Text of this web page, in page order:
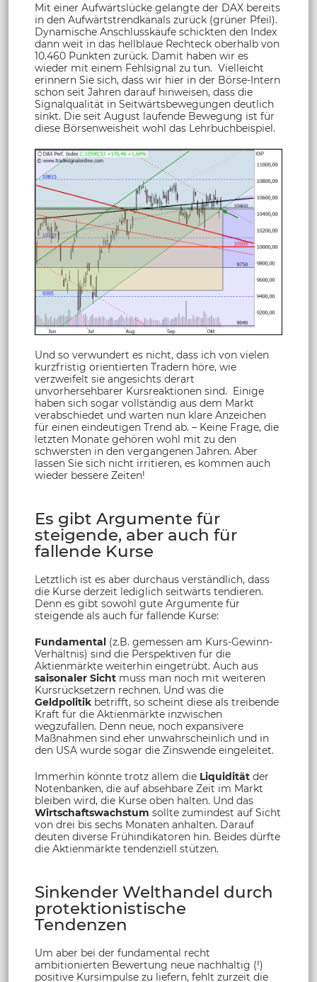
Mit einer Aufwärtslücke gelangte der DAX bereits
in den Aufwärtstrendkanals zurück (grüner Pfeil).
Dynamische Anschlusskäufe schickten den Index
dann weit in das hellblaue Rechteck oberhalb von
10.460 Punkten zurück. Damit haben wir es
wieder mit einem Fehlsignal zu tun. Vielleicht
erinnern Sie sich, dass wir hier in der Börse-Intern
schon seit Jahren darauf hinweisen, dass die
Signalqualität in Seitwärtsbewegungen deutlich
sinkt. Die seit August laufende Bewegung ist für
diese Börsenweisheit wohl das Lehrbuchbeispiel.
Und so verwundert es nicht, dass ich von vielen
kurzfristig orientierten Tradern höre, wie
verzweifelt sie angesichts derart
unvorhersehbarer Kursreaktionen sind. Einige
haben sich sogar vollständig aus dem Markt
verabschiedet und warten nun klare Anzeichen
für einen eindeutigen Trend ab. – Keine Frage, die
letzten Monate gehören wohl mit zu den
schwersten in den vergangenen Jahren. Aber
lassen Sie sich nicht irritieren, es kommen auch
wieder bessere Zeiten!
Es gibt Argumente für
steigende, aber auch für
fallende Kurse
Letztlich ist es aber durchaus verständlich, dass
die Kurse derzeit lediglich seitwärts tendieren.
Denn es gibt sowohl gute Argumente für
steigende als auch für fallende Kurse:
Fundamental (z.B. gemessen am Kurs-Gewinn-
Verhältnis) sind die Perspektiven für die
Aktienmärkte weiterhin eingetrübt. Auch aus
saisonaler Sicht muss man noch mit weiteren
Kursrücksetzern rechnen. Und was die
Geldpolitik betrifft, so scheint diese als treibende
Kraft für die Aktienmärkte inzwischen
wegzufallen. Denn neue, noch expansivere
Maßnahmen sind eher unwahrscheinlich und in
den USA wurde sogar die Zinswende eingeleitet.
Immerhin könnte trotz allem die Liquidität der
Notenbanken, die auf absehbare Zeit im Markt
bleiben wird, die Kurse oben halten. Und das
Wirtschaftswachstum sollte zumindest auf Sicht
von drei bis sechs Monaten anhalten. Darauf
deuten diverse Frühindikatoren hin. Beides dürfte
die Aktienmärkte tendenziell stützen.
Sinkender Welthandel durch
protektionistische
Tendenzen
Um aber bei der fundamental recht
ambitionierten Bewertung neue nachhaltig (!)
positive Kursimpulse zu liefern, fehlt zurzeit die